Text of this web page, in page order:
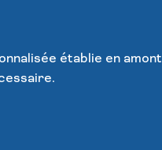
établie en amont